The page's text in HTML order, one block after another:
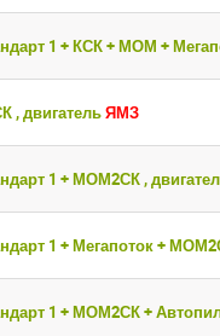
1 + КСК + МОМ +
, двигательЯМЗ
1 + МОМ2СК ,
1 + Мегапоток +
1 + МОМ2СК +